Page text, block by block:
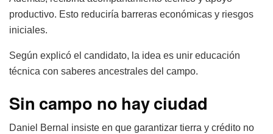
productivo. Esto reduciría barreras económicas y riesgos
iniciales.
Según explicó el candidato, la idea es unir educación
técnica con saberes ancestrales del campo.
Sin campo no hay ciudad
Daniel Bernal insiste en que garantizar tierra y crédito no